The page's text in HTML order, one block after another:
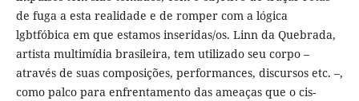
de fuga a esta realidade e de romper com a lógica
lgbtfóbica em que estamos inseridas/os. Linn da Quebrada,
artista multimídia brasileira, tem utilizado seu corpo –
através de suas composições, performances, discursos etc. –,
como palco para enfrentamento das ameaças que o cis-